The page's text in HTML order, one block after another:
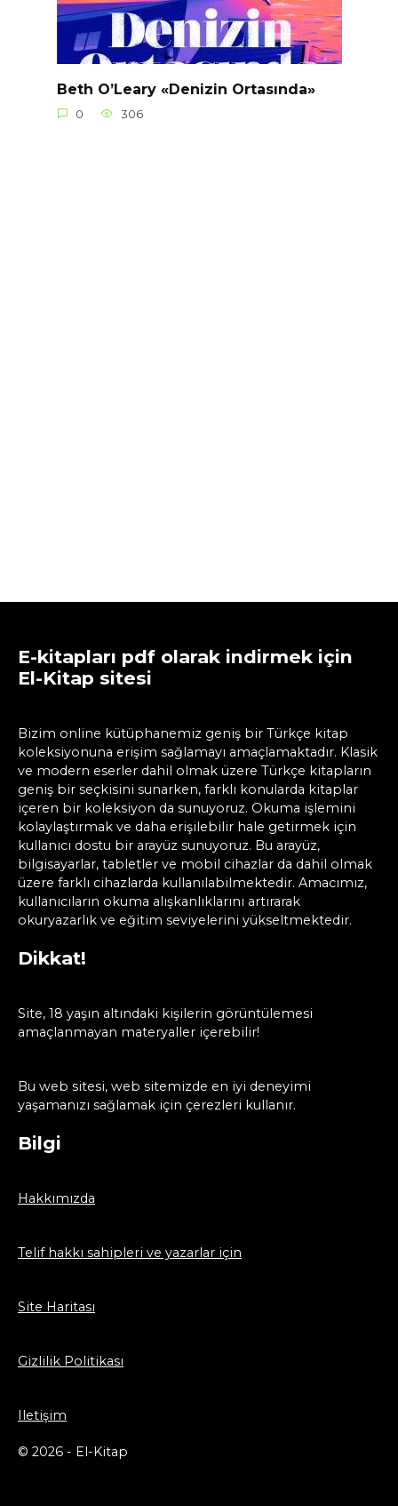
Beth O’Leary «Denizin Ortasında»
0 306
E-kitapları pdf olarak indirmek için
El-Kitap sitesi
Bizim online kütüphanemiz geniş bir Türkçe kitap
koleksiyonuna erişim sağlamayı amaçlamaktadır. Klasik
ve modern eserler dahil olmak üzere Türkçe kitapların
geniş bir seçkisini sunarken, farklı konularda kitaplar
içeren bir koleksiyon da sunuyoruz. Okuma işlemini
kolaylaştırmak ve daha erişilebilir hale getirmek için
kullanıcı dostu bir arayüz sunuyoruz. Bu arayüz,
bilgisayarlar, tabletler ve mobil cihazlar da dahil olmak
üzere farklı cihazlarda kullanılabilmektedir. Amacımız,
kullanıcıların okuma alışkanlıklarını artırarak
okuryazarlık ve eğitim seviyelerini yükseltmektedir.
Dikkat!
Site, 18 yaşın altındaki kişilerin görüntülemesi
amaçlanmayan materyaller içerebilir!
Bu web sitesi, web sitemizde en iyi deneyimi
yaşamanızı sağlamak için çerezleri kullanır.
Bilgi
Hakkımızda
Telif hakkı sahipleri ve yazarlar için
Site Haritası
Gizlilik Politikası
Iletişim
© 2026 - El-Kitap